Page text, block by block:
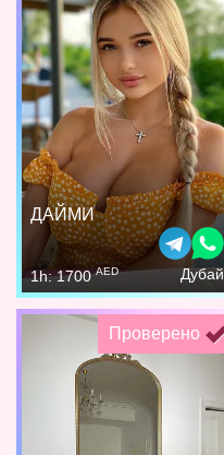
ДАЙМИ
1h: 1700AED Дубай
Проверено